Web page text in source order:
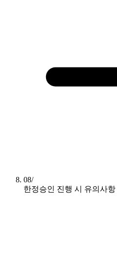
08/
한정승인 진행 시 유의사항